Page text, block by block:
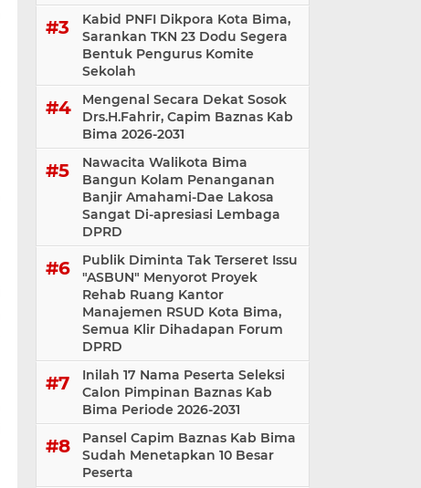
Kabid PNFI Dikpora Kota Bima,
Sarankan TKN 23 Dodu Segera
Bentuk Pengurus Komite
Sekolah
Mengenal Secara Dekat Sosok
Drs.H.Fahrir, Capim Baznas Kab
Bima 2026-2031
Nawacita Walikota Bima
Bangun Kolam Penanganan
Banjir Amahami-Dae Lakosa
Sangat Di-apresiasi Lembaga
DPRD
Publik Diminta Tak Terseret Issu
"ASBUN" Menyorot Proyek
Rehab Ruang Kantor
Manajemen RSUD Kota Bima,
Semua Klir Dihadapan Forum
DPRD
Inilah 17 Nama Peserta Seleksi
Calon Pimpinan Baznas Kab
Bima Periode 2026-2031
Pansel Capim Baznas Kab Bima
Sudah Menetapkan 10 Besar
Peserta